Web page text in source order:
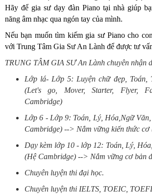
Hãy để gia sư dạy đàn Piano tại nhà giúp
năng âm nhạc qua ngón tay của mình.
Nếu bạn muốn tìm kiếm gia sư Piano cho
với Trung Tâm Gia Sư An Lành để được tư
TRUNG TÂM GIA SƯ An Lành chuyên nhận
Lớp lá- Lớp 5: Luyện chữ đẹp, Toán,
(Let's go, Mover, Starter, Flyer,
Cambridge)
Lớp 6 - Lớp 9: Toán, Lý, Hóa,Ngữ Văn,
Cambridge) --> Nắm vững kiến thức cơ
Dạy kèm lớp 10 - lớp 12: Toán, Lý,
(Hệ Cambridge) --> Nắm vững cơ bản
Chuyên luyện thi đại học.
Chuyên luyện thi IELTS, TOEIC,